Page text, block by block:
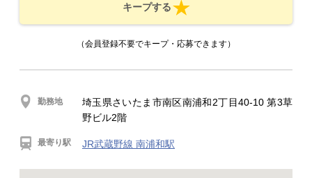
キープする
（会員登録不要でキープ・応募できます）
勤務地
埼玉県さいたま市南区南浦和2丁目40-10 第3草
野ビル2階
最寄り駅 JR武蔵野線 南浦和駅